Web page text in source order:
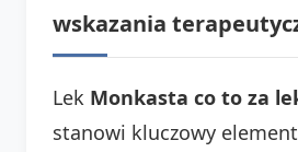
wskazania
Lek Monkasta co to za
stanowi kluczowy